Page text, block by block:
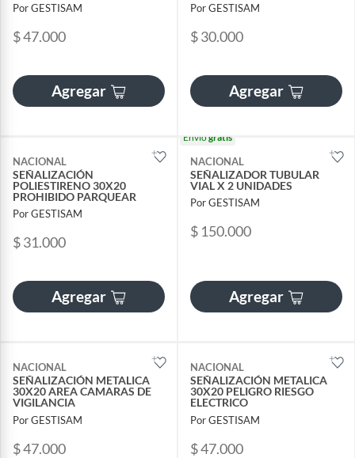
Por GESTISAM
$ 47.000
Agregar
Por GESTISAM
$ 30.000
Agregar
NACIONAL
SEÑALIZACIÓN
POLIESTIRENO 30X20
PROHIBIDO PARQUEAR
Por GESTISAM
$ 31.000
Agregar
Envíogratis
NACIONAL
SEÑALIZADOR TUBULAR
VIAL X 2 UNIDADES
Por GESTISAM
$ 150.000
Agregar
NACIONAL
SEÑALIZACIÓN METALICA
30X20 AREA CAMARAS DE
VIGILANCIA
Por GESTISAM
$ 47.000
NACIONAL
SEÑALIZACIÓN METALICA
30X20 PELIGRO RIESGO
ELECTRICO
Por GESTISAM
$ 47.000